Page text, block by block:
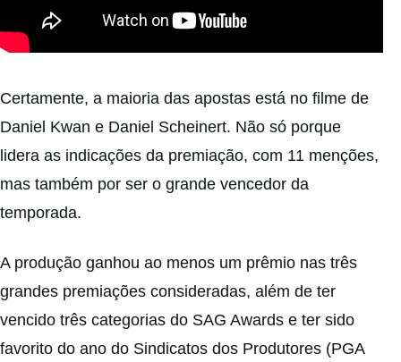
Certamente, a maioria das apostas está no filme de
Daniel Kwan e Daniel Scheinert. Não só porque
lidera as indicações da premiação, com 11 menções,
mas também por ser o grande vencedor da
temporada.
A produção ganhou ao menos um prêmio nas três
grandes premiações consideradas, além de ter
vencido três categorias do SAG Awards e ter sido
favorito do ano do Sindicatos dos Produtores (PGA